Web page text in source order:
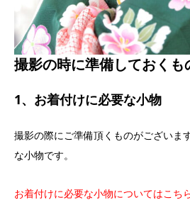
撮影の時に準備しておくも
1、お着付けに必要な小物
撮影の際にご準備頂くものがございま
な小物です。
お着付けに必要な小物についてはこち